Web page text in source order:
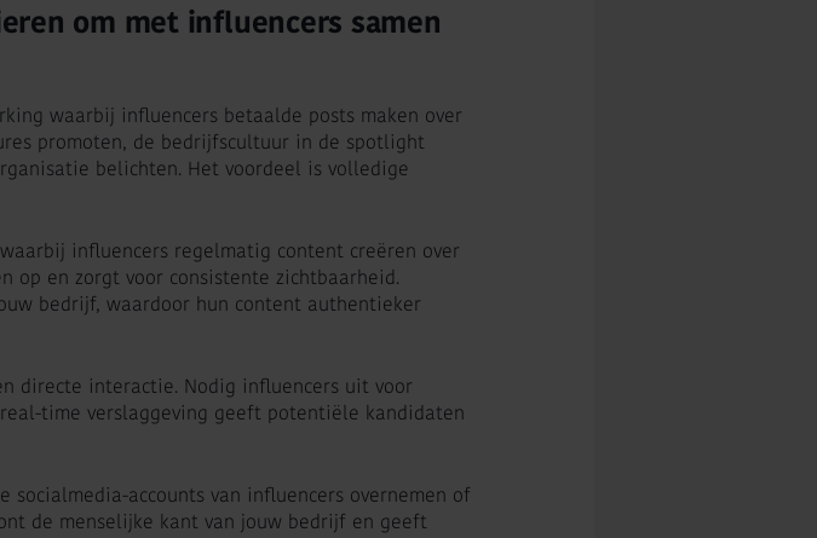
om met influencers samen
waarbij influencers betaalde posts maken over
promoten, de bedrijfscultuur in de spotlight
belichten. Het voordeel is volledige
influencers regelmatig content creëren over
op en zorgt voor consistente zichtbaarheid.
bedrijf, waardoor hun content authentieker
directe interactie. Nodig influencers uit voor
time verslaggeving geeft potentiële kandidaten
accounts van influencers overnemen of
de menselijke kant van jouw bedrijf en geeft